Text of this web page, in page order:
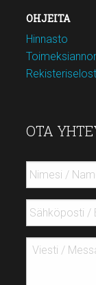
OHJEITA
Hinnasto
OTA